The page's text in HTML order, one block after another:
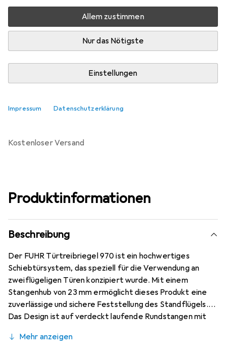
Allem zustimmen
Nur das Nötigste
Einstellungen
Impressum Datenschutzerklärung
Mo, 10.8. geliefert
5 Stück an Lager beim Lieferanten
Lieferort angeben für genaue Lieferzeit
kostenloser Versand
Produktinformationen
Beschreibung
Der FUHR Türtreibriegel 970 ist ein hochwertiges
Schiebtürsystem, das speziell für die Verwendung an
zweiflügeligen Türen konzipiert wurde. Mit einem
Stangenhub von 23 mm ermöglicht dieses Produkt eine
zuverlässige und sichere Feststellung des Standflügels.
Das Design ist auf verdeckt laufende Rundstangen mit
Totpunktstellung, die eine einfache Handhabung
Mehr anzeigen